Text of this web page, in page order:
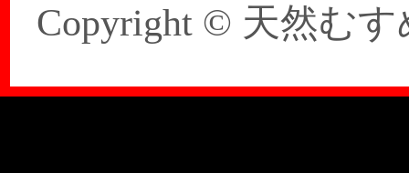
Copyright © 天然むす